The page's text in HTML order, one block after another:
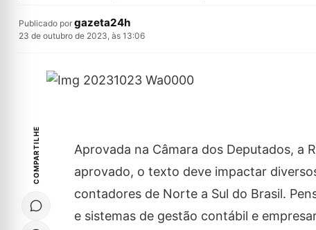
Publicado por gazeta24h
23 de outubro de 2023, às 13:06
COMPARTILHE
Aprovada na Câmara dos Deputados, a
aprovado, o texto deve impactar
contadores de Norte a Sul do Brasil.
e sistemas de gestão contábil e